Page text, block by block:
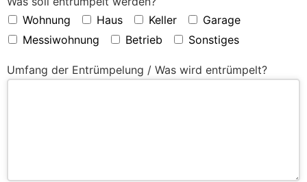
Wohnung
Haus Keller
Garage
Messiwohnung
Betrieb Sonstiges
Umfang der Entrümpelung / Was wird entrümpelt?